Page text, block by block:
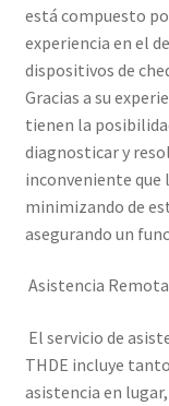
está compuesto
experiencia en el
dispositivos de
Gracias a su
tienen la
diagnosticar y
inconveniente
minimizando de
asegurando un
Asistencia
El servicio de
THDE incluye
asistencia en